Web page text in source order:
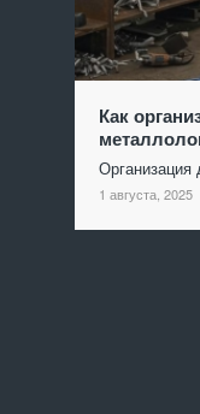
Как
1 августа, 2025